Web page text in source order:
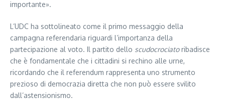
importante».
L’UDC ha sottolineato come il primo messaggio della
campagna referendaria riguardi l’importanza della
partecipazione al voto. Il partito dello scudocrociatoribadisce
che è fondamentale che i cittadini si rechino alle urne,
ricordando che il referendum rappresenta uno strumento
prezioso di democrazia diretta che non può essere svilito
dall’astensionismo.